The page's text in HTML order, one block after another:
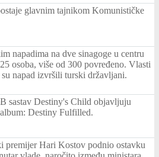
glavnim tajnikom Komunističke
napadima na dve sinagoge u centru
osoba, više od 300 povređeno. Vlasti
su napad izvršili turski državljani.
sastav Destiny's Child objavljuju
Destiny Fulfilled.
premijer Hari Kostov podnio ostavku